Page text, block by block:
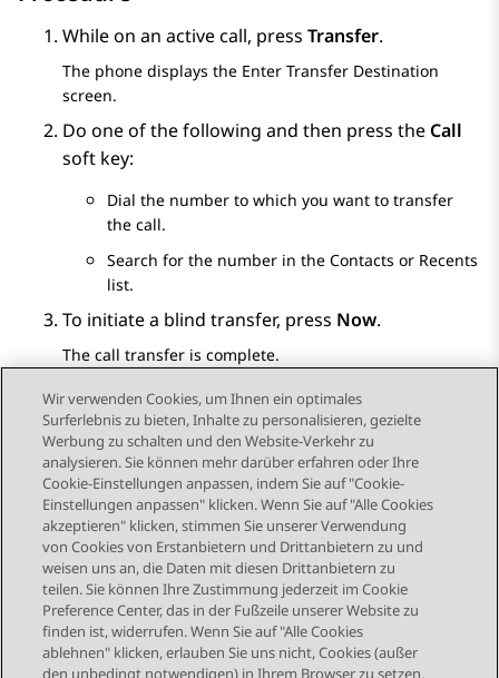
While on an active call, press Transfer.
The phone displays the Enter Transfer Destination
screen.
Do one of the following and then press the Call
soft key:
Dial the number to which you want to transfer
the call.
Search for the number in the Contacts or Recents
list.
To initiate a blind transfer, press Now.
The call transfer is complete.
Send Feedback
Themennavigation
Vorheriges Thema Nächstes Thema
STAY CONNECTED
Wir verwenden Cookies, um Ihnen ein optimales
Surferlebnis zu bieten, Inhalte zu personalisieren, gezielte
Werbung zu schalten und den Website-Verkehr zu
analysieren. Sie können mehr darüber erfahren oder Ihre
Cookie-Einstellungen anpassen, indem Sie auf "Cookie-
Einstellungen anpassen" klicken. Wenn Sie auf "Alle Cookies
akzeptieren" klicken, stimmen Sie unserer Verwendung
von Cookies von Erstanbietern und Drittanbietern zu und
weisen uns an, die Daten mit diesen Drittanbietern zu
teilen. Sie können Ihre Zustimmung jederzeit im Cookie
Preference Center, das in der Fußzeile unserer Website zu
finden ist, widerrufen. Wenn Sie auf "Alle Cookies
ablehnen" klicken, erlauben Sie uns nicht, Cookies (außer
den unbedingt notwendigen) in Ihrem Browser zu setzen.